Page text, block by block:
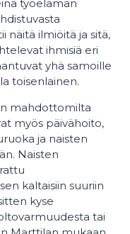
työelämän
näitä ilmiöitä ja sitä,
ihmisiä eri
yhä samoille
toisenlainen.
mahdottomilta
myös päivähoito,
ja naisten
Naisten
kaltaisiin suuriin
kyse
tai